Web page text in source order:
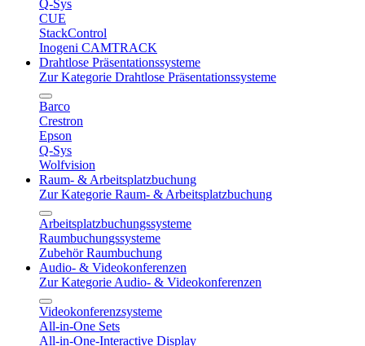
Q-Sys
CUE
StackControl
Inogeni CAMTRACK
Drahtlose Präsentationssysteme
Zur Kategorie Drahtlose Präsentationssysteme
Barco
Crestron
Epson
Q-Sys
Wolfvision
Raum- & Arbeitsplatzbuchung
Zur Kategorie Raum- & Arbeitsplatzbuchung
Arbeitsplatzbuchungssysteme
Raumbuchungssysteme
Zubehör Raumbuchung
Audio- & Videokonferenzen
Zur Kategorie Audio- & Videokonferenzen
Videokonferenzsysteme
All-in-One Sets
All-in-One-Interactive Display